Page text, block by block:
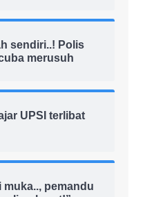
sendiri..! Polis
merusuh
UPSI terlibat
pemandu